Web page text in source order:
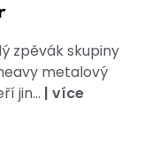
zpěvák skupiny
metalový
jin... | více